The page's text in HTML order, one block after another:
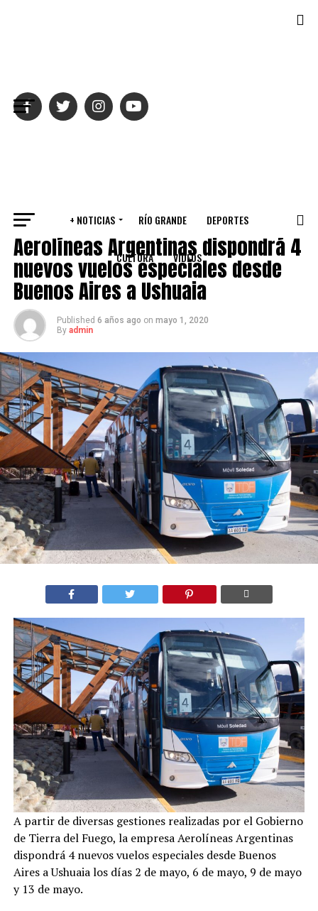
+ NOTICIAS RÍO GRANDE DEPORTES
CULTURA VIDEOS
VARIOS
Aerolíneas Argentinas dispondrá 4
nuevos vuelos especiales desde
Buenos Aires a Ushuaia
Published 6 años ago on mayo 1, 2020
By admin
A partir de diversas gestiones realizadas por el Gobierno
de Tierra del Fuego, la empresa Aerolíneas Argentinas
dispondrá 4 nuevos vuelos especiales desde Buenos
Aires a Ushuaia los días 2 de mayo, 6 de mayo, 9 de mayo
y 13 de mayo.